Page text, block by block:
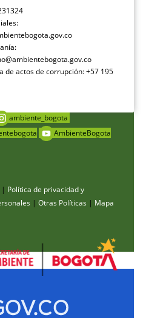
de actos de corrupción: +57 195
ambiente_bogota
AmbienteBogota
| Política de privacidad y
| Otras Políticas | Mapa